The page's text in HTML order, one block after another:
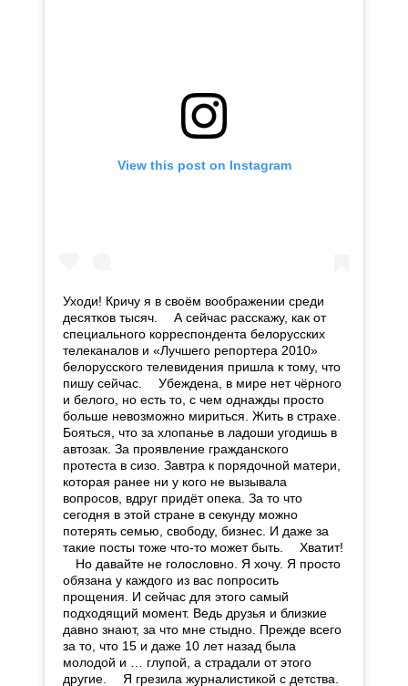
View this post on Instagram
Уходи! Кричу я в своём воображении среди
десятков тысяч. ⠀ А сейчас расскажу, как от
специального корреспондента белорусских
телеканалов и «Лучшего репортера 2010»
белорусского телевидения пришла к тому, что
пишу сейчас. ⠀ Убеждена, в мире нет чёрного
и белого, но есть то, с чем однажды просто
больше невозможно мириться. Жить в страхе.
Бояться, что за хлопанье в ладоши угодишь в
автозак. За проявление гражданского
протеста в сизо. Завтра к порядочной матери,
которая ранее ни у кого не вызывала
вопросов, вдруг придёт опека. За то что
сегодня в этой стране в секунду можно
потерять семью, свободу, бизнес. И даже за
такие посты тоже что-то может быть. ⠀ Хватит!
⠀ Но давайте не голословно. Я хочу. Я просто
обязана у каждого из вас попросить
прощения. И сейчас для этого самый
подходящий момент. Ведь друзья и близкие
давно знают, за что мне стыдно. Прежде всего
за то, что 15 и даже 10 лет назад была
молодой и … глупой, а страдали от этого
другие. ⠀ Я грезила журналистикой с детства.